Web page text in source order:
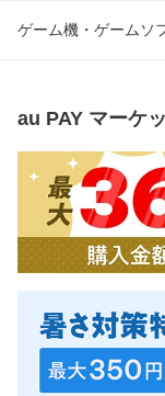
ゲーム機・ゲームソ
au PAY マーケ